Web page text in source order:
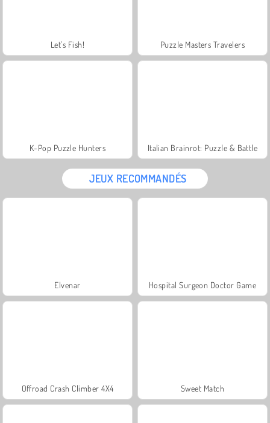
Let's Fish! Puzzle Masters Travelers
K-Pop Puzzle Hunters Italian Brainrot: Puzzle & Battle
JEUX RECOMMANDÉS
Elvenar Hospital Surgeon Doctor Game
Offroad Crash Climber 4X4 Sweet Match